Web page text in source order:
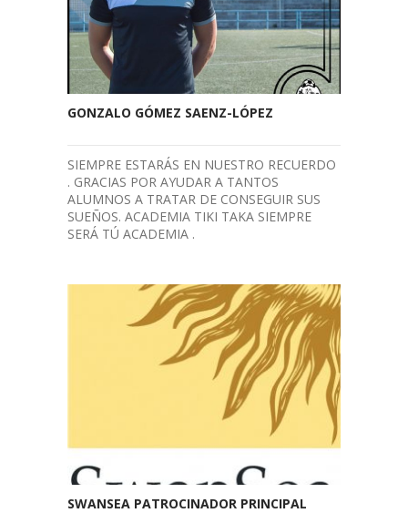
GONZALO GÓMEZ SAENZ-LÓPEZ
SIEMPRE ESTARÁS EN NUESTRO RECUERDO
. GRACIAS POR AYUDAR A TANTOS
ALUMNOS A TRATAR DE CONSEGUIR SUS
SUEÑOS. ACADEMIA TIKI TAKA SIEMPRE
SERÁ TÚ ACADEMIA .
SWANSEA PATROCINADOR PRINCIPAL